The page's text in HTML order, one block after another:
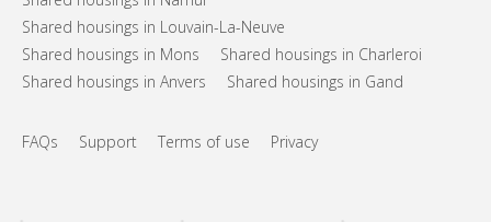
Shared housings in Louvain-La-Neuve
Shared housings in Mons
Shared housings in Charleroi
Shared housings in Anvers
Shared housings in Gand
FAQs Support Terms of use Privacy